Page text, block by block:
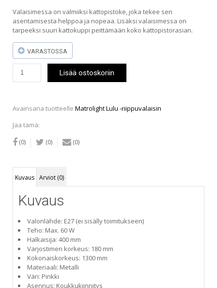
Valaisimessa on valmiiksi kattopistoke, joka tekee sen
asentamisesta helppoa ja nopeaa. Lisäksi valaisimessa on
tarpeeksi suuri kattokuppi peittämään koko kattopistorasian.
VARASTOSSA
Lulu
määrä
Lisää ostoskoriin
Avainsana tuotteelleMatrolight Lulu -riippuvalaisin
Jaa tämä:
(0) (0) (0)
Kuvaus Arviot (0)
Kuvaus
Valonlähde: E27 (ei sisälly toimitukseen)
Teho: Max. 60 W
Halkaisija: 400 mm
Varjostimen korkeus: 180 mm
Kokonaiskorkeus: 1300 mm
Materiaali: Metalli
Väri: Pinkki
Asennus: Koukkukiinnitys